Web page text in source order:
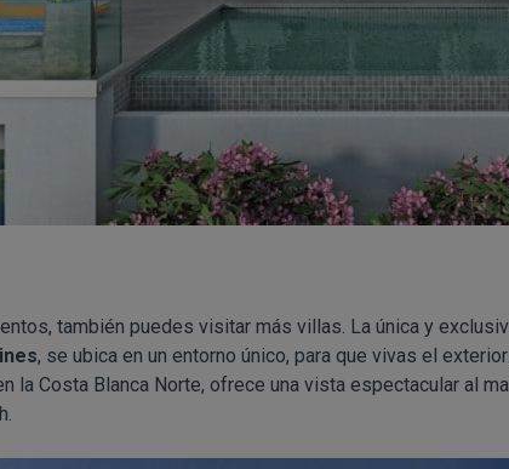
también puedes visitar más villas. La única y
, se ubica en un entorno único, para que vivas el
la Costa Blanca Norte, ofrece una vista espectacular al